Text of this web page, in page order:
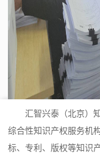
汇智兴泰（北京）
综合性知识产权服务机
标、专利、版权等知识